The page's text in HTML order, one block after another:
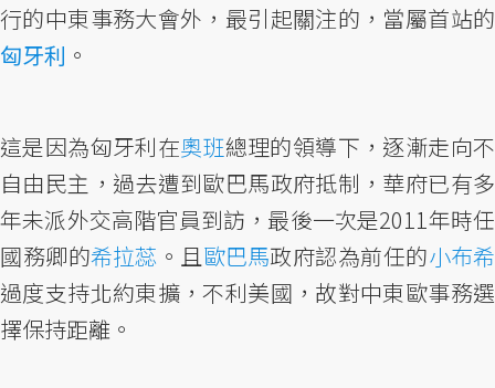
行的中東事務大會外，最引起關注的，當屬首站的
匈牙利 。
這是因為匈牙利在奧班總理的領導下，逐漸走向不
自由民主，過去遭到歐巴馬政府抵制，華府已有多
年未派外交高階官員到訪，最後一次是2011年時任
國務卿的希拉蕊 。且歐巴馬政府認為前任的小布希
過度支持北約東擴，不利美國，故對中東歐事務選
擇保持距離。